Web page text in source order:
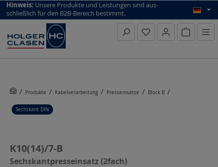
top scroll helper
Hinweis: Unsere Produkte und Leistungen sind aus­
schließlich für den B2B-Bereich bestimmt.
Produkte Kabelverarbeitung Presseinsätze Block B
Sechskant DIN
K10(14)/7-B
Sechskantpresseinsatz (2fach)